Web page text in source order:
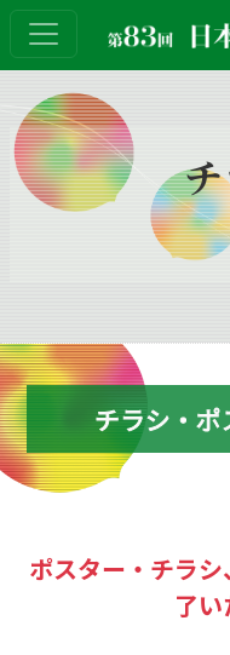
チラシ・ ポ
ポスター・チラ
了い